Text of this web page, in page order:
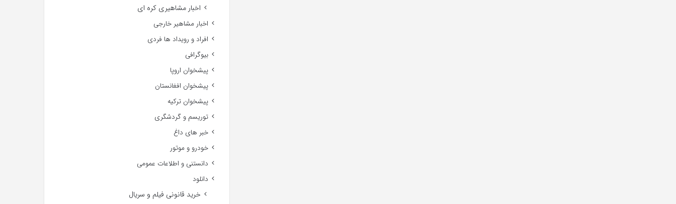
اخبار مشاهیری کره ای
اخبار مشاهیر خارجی
افراد و رویداد ها فردی
بیوگرافی
پیشخوان اروپا
پیشخوان افغانستان
پیشخوان ترکیه
توریسم و گردشگری
خبر های داغ
خودرو و موتور
دانستنی و اطلاعات عمومی
دانلود
خرید قانونی فیلم و سریال